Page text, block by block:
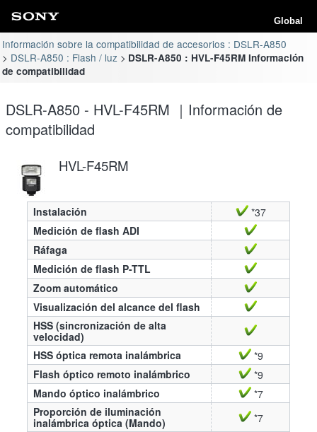
Global
Información sobre la compatibilidad de accesorios : DSLR-A850
DSLR-A850 : Flash / luz
DSLR-A850 : HVL-F45RM Información
de compatibilidad
DSLR-A850 - HVL-F45RM ｜Información de
compatibilidad
HVL-F45RM
Instalación
*37
Medición de flash ADI
Ráfaga
Medición de flash P-TTL
Zoom automático
Visualización del alcance del flash
HSS (sincronización de alta
velocidad)
HSS óptica remota inalámbrica
*9
Flash óptico remoto inalámbrico
*9
Mando óptico inalámbrico
*7
Proporción de iluminación
inalámbrica óptica (Mando)
*7